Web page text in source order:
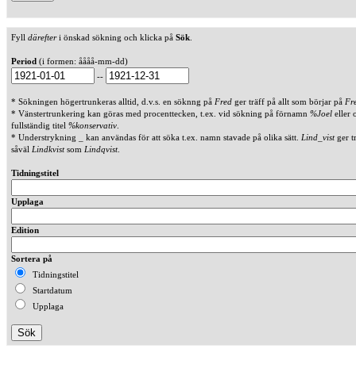
Fyll därefteri önskad sökning och klicka på Sök
Period (i formen: åååå-mm-dd)
--
* Sökningen högertrunkeras alltid, d.v.s. en söknng på Fred ger träff på allt som börjar på
* Vänstertrunkering kan göras med procenttecken, t.ex. vid sökning på förnamn %Joel eller
fullständig titel %konservativ
* Understrykning _ kan användas för att söka t.ex. namn stavade på olika sätt. Lind_vistger
såväl Lindkvistsom Lindqvist.
Tidningstitel
Upplaga
Edition
Sortera på
Tidningstitel
Startdatum
Upplaga